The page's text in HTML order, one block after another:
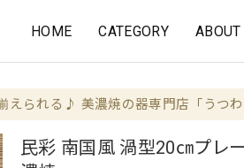
HOME CATEGORY ABOUT
えられる♪ 美濃焼の器専門店「うつ
民彩 南国風 渦型20㎝プレ